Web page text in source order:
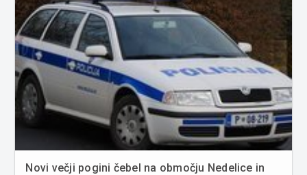
Novi večji pogini čebel na območju Nedelice in